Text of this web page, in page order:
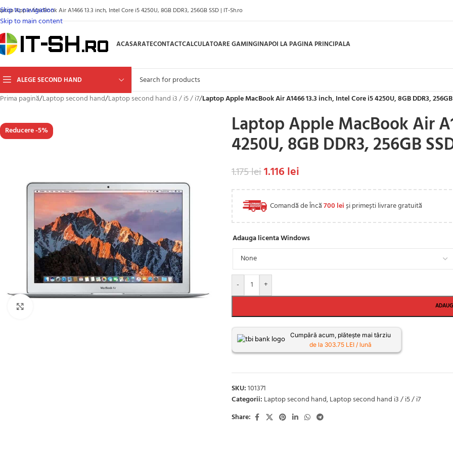
Skip to navigation
Skip to main content
Apple MacBook Air A1466 13.3 inch, Intel Core i5 4250U, 8GB DDR3, 256GB SSD | IT-Sh.ro
ACASARATECONTACTCALCULATOARE GAMINGINAPOI LA PAGINA PRINCIPALA
ALEGE SECOND HAND
Prima pagină/Laptop second hand/Laptop second hand i3 / i5 / i7/Laptop Apple MacBook Air A1466 13.3 inch, Intel Core i5 4250U, 8GB DDR3, 256GB
Reducere -5% Laptop Apple MacBook Air
4250U, 8GB DDR3, 256GB
1.175lei1.116 lei
Comandă de Încă700 leiși primești livrare gratuită
Adauga licenta Windows
- +
Cumpără acum, plătește mai târziu
de la 303.75 LEI / lună
SKU:101371
Categorii: Laptop second hand,Laptop second hand i3 / i5 / i7
Share: